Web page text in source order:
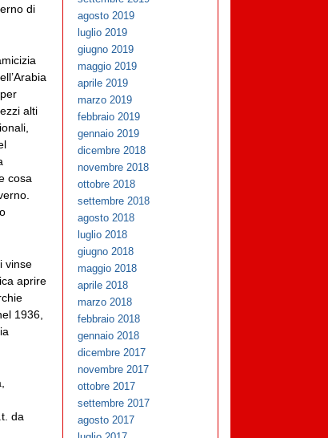
di
alti
cosa
vinse
aprire
1936,
da
agosto 2019
luglio 2019
giugno 2019
maggio 2019
aprile 2019
marzo 2019
febbraio 2019
gennaio 2019
dicembre 2018
novembre 2018
ottobre 2018
settembre 2018
agosto 2018
luglio 2018
giugno 2018
maggio 2018
aprile 2018
marzo 2018
febbraio 2018
gennaio 2018
dicembre 2017
novembre 2017
ottobre 2017
settembre 2017
agosto 2017